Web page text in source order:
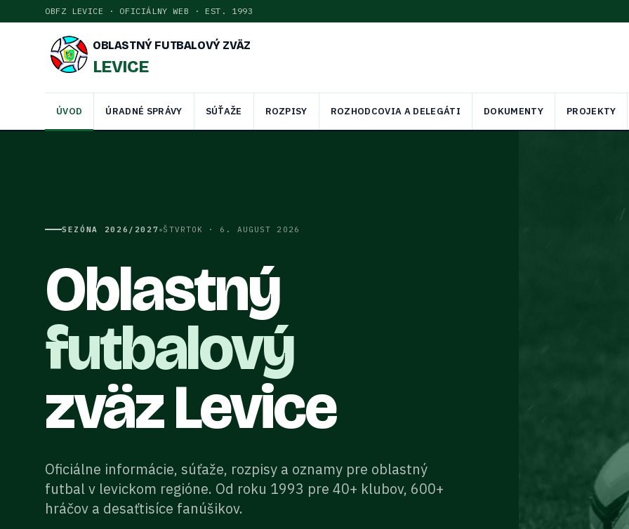
OBFZ LEVICE · OFICIÁLNY WEB · EST. 1993
OBLASTNÝ FUTBALOVÝ ZVÄZ
LEVICE
ÚVOD ÚRADNÉ SPRÁVY SÚŤAŽE ROZPISY ROZHODCOVIA A DELEGÁTI DOKUMENTY PROJEKTY
SEZÓNA 2026/2027•ŠTVRTOK · 6. AUGUST 2026
Oblastný
futbalový
zväz Levice
Oficiálne informácie, súťaže, rozpisy a oznamy pre oblastný
futbal v levickom regióne. Od roku 1993 pre 40+ klubov, 600+
hráčov a desaťtisíce fanúšikov.